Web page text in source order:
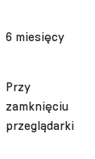
6 miesięcy
Przy
zamknięciu
przeglądarki